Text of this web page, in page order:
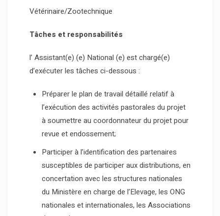
Vétérinaire/Zootechnique
Tâches et responsabilités
l’ Assistant(e) (e) National (e) est chargé(e)
d’exécuter les tâches ci-dessous :
Préparer le plan de travail détaillé relatif à
l’exécution des activités pastorales du projet
à soumettre au coordonnateur du projet pour
revue et endossement;
Participer à l’identification des partenaires
susceptibles de participer aux distributions, en
concertation avec les structures nationales
du Ministère en charge de l’Elevage, les ONG
nationales et internationales, les Associations